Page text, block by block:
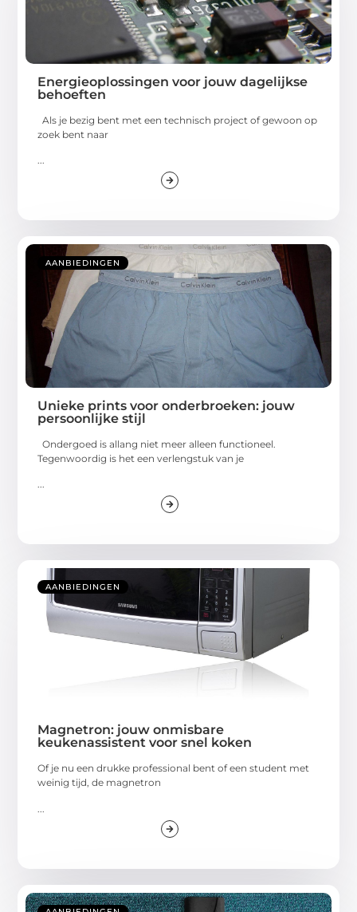
Energieoplossingen voor jouw dagelijkse
behoeften
Als je bezig bent met een technisch project of gewoon op
zoek bent naar
AANBIEDINGEN
Unieke prints voor onderbroeken: jouw
persoonlijke stijl
Ondergoed is allang niet meer alleen functioneel.
Tegenwoordig is het een verlengstuk van je
...
AANBIEDINGEN
Magnetron: jouw onmisbare
keukenassistent voor snel koken
Of je nu een drukke professional bent of een student met
weinig tijd, de magnetron